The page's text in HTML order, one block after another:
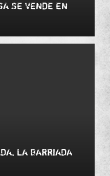
SE VENDE EN
LA BARRIADA